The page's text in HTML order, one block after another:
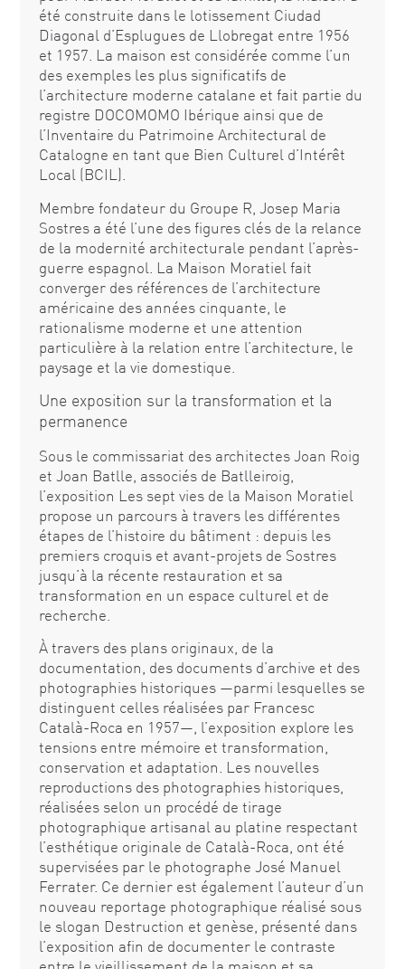
été construite dans le lotissement Ciudad
Diagonal d’Esplugues de Llobregat entre 1956
et 1957. La maison est considérée comme l’un
des exemples les plus significatifs de
l’architecture moderne catalane et fait partie du
registre DOCOMOMO Ibérique ainsi que de
l’Inventaire du Patrimoine Architectural de
Catalogne en tant que Bien Culturel d’Intérêt
Local (BCIL).
Membre fondateur du Groupe R, Josep Maria
Sostres a été l’une des figures clés de la relance
de la modernité architecturale pendant l’après-
guerre espagnol. La Maison Moratiel fait
converger des références de l’architecture
américaine des années cinquante, le
rationalisme moderne et une attention
particulière à la relation entre l’architecture, le
paysage et la vie domestique.
Une exposition sur la transformation et la
permanence
Sous le commissariat des architectes Joan Roig
et Joan Batlle, associés de Batlleiroig,
l’exposition Les sept vies de la Maison Moratiel
propose un parcours à travers les différentes
étapes de l’histoire du bâtiment : depuis les
premiers croquis et avant-projets de Sostres
jusqu’à la récente restauration et sa
transformation en un espace culturel et de
recherche.
À travers des plans originaux, de la
documentation, des documents d’archive et des
photographies historiques —parmi lesquelles se
distinguent celles réalisées par Francesc
Català-Roca en 1957—, l’exposition explore les
tensions entre mémoire et transformation,
conservation et adaptation. Les nouvelles
reproductions des photographies historiques,
réalisées selon un procédé de tirage
photographique artisanal au platine respectant
l’esthétique originale de Català-Roca, ont été
supervisées par le photographe José Manuel
Ferrater. Ce dernier est également l’auteur d’un
nouveau reportage photographique réalisé sous
le slogan Destruction et genèse, présenté dans
l’exposition afin de documenter le contraste